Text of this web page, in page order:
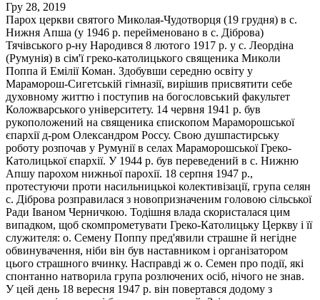
Гру 28, 2019
Парох церкви святого Миколая-Чудотворця (19 грудня) в с.
Нижня Апша (у 1946 р. перейменовано в с. Діброва)
Тячівського р-ну Народився 8 лютого 1917 р. у с. Леордіна
(Румунія) в сім'ї греко-католицького священика Миколи
Поппа й Емілії Коман. Здобувши середню освіту у
Мараморош-Сигетській гімназії, вирішив присвятити себе
духовному життю і поступив на богословський факультет
Коложварського університету. 14 червня 1941 р. був
рукоположений на священика єпископом Мараморошської
єпархії д-ром Олександром Россу. Свою душпастирську
роботу розпочав у Румунії в селах Мараморошської Греко-
Католицької єпархії. У 1944 р. був переведений в с. Нижню
Апшу парохом нижньої парохії. 18 серпня 1947 р.,
протестуючи проти насильницькоі колективізації, група селян
с. Діброва розправилася з новопризначеним головою сільської
Ради Іваном Черничкою. Тодішня влада скористалася цим
випадком, щоб скомпрометувати Греко-Католицьку Церкву і її
служителя: о. Семену Поппу пред'явили страшне й негідне
обвинувачення, ніби він був наставником і організатором
цього страшного вчинку. Насправді ж о. Семен про події, які
спонтанно натворила група розлючених осіб, нічого не знав.
У цей день 18 вересня 1947 р. він повертався додому з